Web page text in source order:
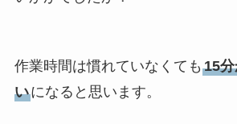
作業時間は慣れていなくても 15
いになると思います。